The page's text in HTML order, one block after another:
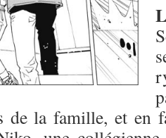
de la famille, et en